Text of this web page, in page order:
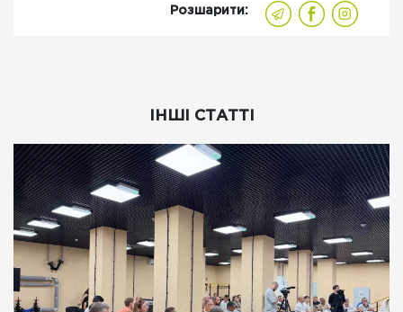
Розшарити:
ІНШІ СТАТТІ